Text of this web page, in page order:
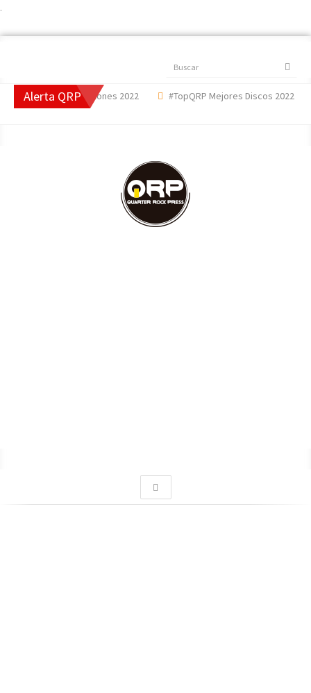
.
Buscar
Alerta QRP
Mejores Canciones 2022 #TopQRP Mejores Discos 2022